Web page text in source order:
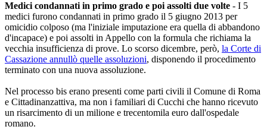
Medici condannati in primo grado e poi assolti due volte - I 5
medici furono condannati in primo grado il 5 giugno 2013 per
omicidio colposo (ma l'iniziale imputazione era quella di abbandono
d'incapace) e poi assolti in Appello con la formula che richiama la
vecchia insufficienza di prove. Lo scorso dicembre, però, la Corte di
Cassazione annullò quelle assoluzioni, disponendo il procedimento
terminato con una nuova assoluzione.
Nel processo bis erano presenti come parti civili il Comune di Roma
e Cittadinanzattiva, ma non i familiari di Cucchi che hanno ricevuto
un risarcimento di un milione e trecentomila euro dall'ospedale
romano.